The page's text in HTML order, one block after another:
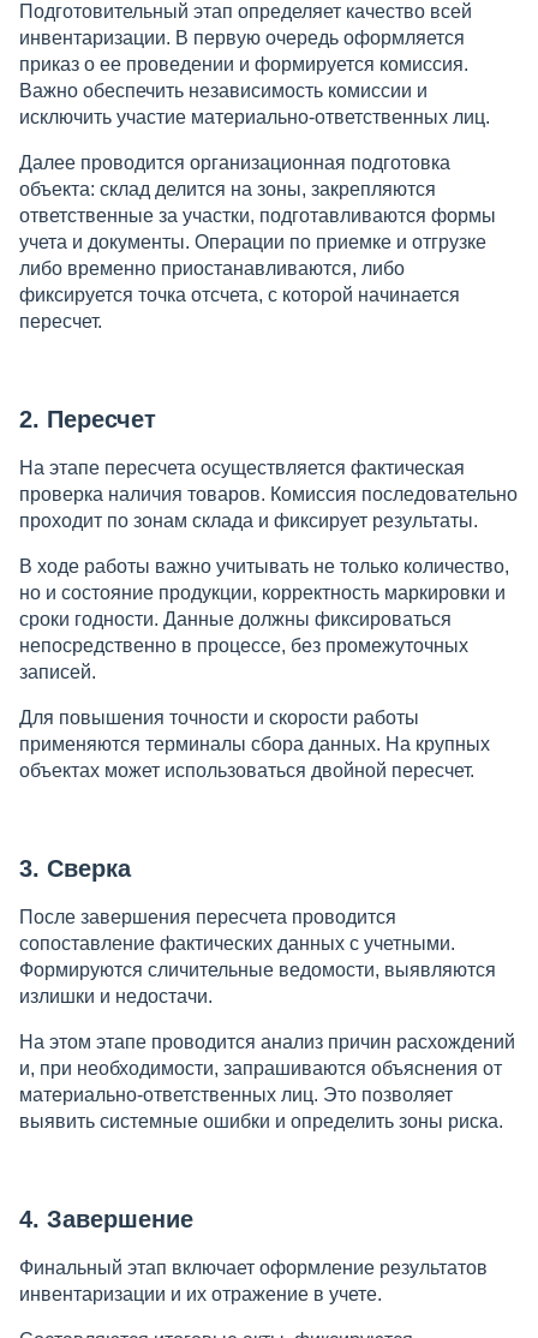
Подготовительный этап определяет качество всей
инвентаризации. В первую очередь оформляется
приказ о ее проведении и формируется комиссия.
Важно обеспечить независимость комиссии и
исключить участие материально-ответственных лиц.
Далее проводится организационная подготовка
объекта: склад делится на зоны, закрепляются
ответственные за участки, подготавливаются формы
учета и документы. Операции по приемке и отгрузке
либо временно приостанавливаются, либо
фиксируется точка отсчета, с которой начинается
пересчет.
2. Пересчет
На этапе пересчета осуществляется фактическая
проверка наличия товаров. Комиссия последовательно
проходит по зонам склада и фиксирует результаты.
В ходе работы важно учитывать не только количество,
но и состояние продукции, корректность маркировки и
сроки годности. Данные должны фиксироваться
непосредственно в процессе, без промежуточных
записей.
Для повышения точности и скорости работы
применяются терминалы сбора данных. На крупных
объектах может использоваться двойной пересчет.
3. Сверка
После завершения пересчета проводится
сопоставление фактических данных с учетными.
Формируются сличительные ведомости, выявляются
излишки и недостачи.
На этом этапе проводится анализ причин расхождений
и, при необходимости, запрашиваются объяснения от
материально-ответственных лиц. Это позволяет
выявить системные ошибки и определить зоны риска.
4. Завершение
Финальный этап включает оформление результатов
инвентаризации и их отражение в учете.